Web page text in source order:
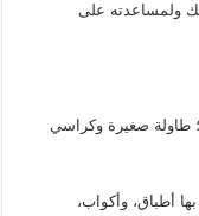
ولمساعدته على
طاولة صغيرة وكراسي
أطباق، وأكواب،